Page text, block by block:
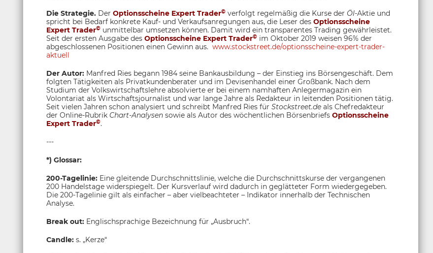
Die Strategie. Der Optionsscheine Expert Trader© verfolgt regelmäßig die Kurse der Öl-Aktie und
spricht bei Bedarf konkrete Kauf- und Verkaufsanregungen aus, die Leser des Optionsscheine
Expert Trader© unmittelbar umsetzen können. Damit wird ein transparentes Trading gewährleistet.
Seit der ersten Ausgabe des Optionsscheine Expert Trader© im Oktober 2019 weisen 96% der
abgeschlossenen Positionen einen Gewinn aus. www.stockstreet.de/optionsscheine-expert-trader-
aktuell
Der Autor: Manfred Ries begann 1984 seine Bankausbildung – der Einstieg ins Börsengeschäft. Dem
folgten Tätigkeiten als Privatkundenberater und im Devisenhandel einer Großbank. Nach dem
Studium der Volkswirtschaftslehre absolvierte er bei einem namhaften Anlegermagazin ein
Volontariat als Wirtschaftsjournalist und war lange Jahre als Redakteur in leitenden Positionen tätig.
Seit vielen Jahren schon analysiert und schreibt Manfred Ries für Stockstreet.de als Chefredakteur
der Online-Rubrik Chart-Analysen sowie als Autor des wöchentlichen Börsenbriefs Optionsscheine
Expert Trader©.
---
*) Glossar:
200-Tagelinie: Eine gleitende Durchschnittslinie, welche die Durchschnittskurse der vergangenen
200 Handelstage widerspiegelt. Der Kursverlauf wird dadurch in geglätteter Form wiedergegeben.
Die 200-Tagelinie gilt als einfacher – aber vielbeachteter – Indikator innerhalb der Technischen
Analyse.
Break out: Englischsprachige Bezeichnung für „Ausbruch“.
Candle: s. „Kerze“